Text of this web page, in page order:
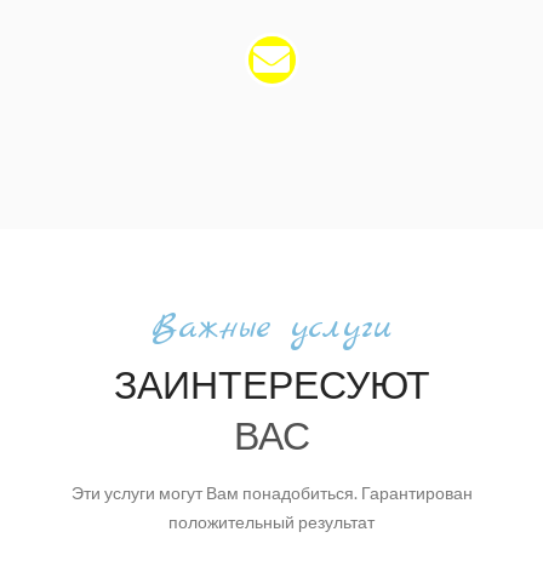
Важные услуги
ЗАИНТЕРЕСУЮТ
ВАС
Эти услуги могут Вам понадобиться. Гарантирован
положительный результат